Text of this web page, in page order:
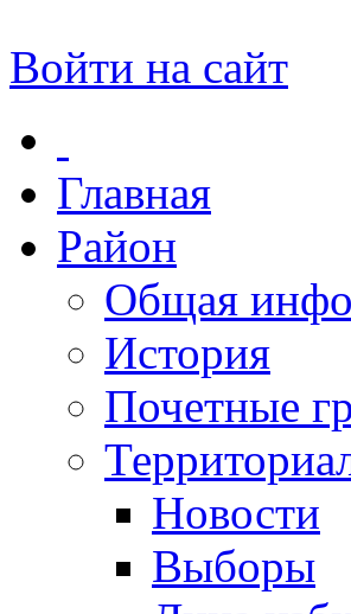
Войти на сайт
Главная
Район
Общая
История
Почетные
Новости
Выборы